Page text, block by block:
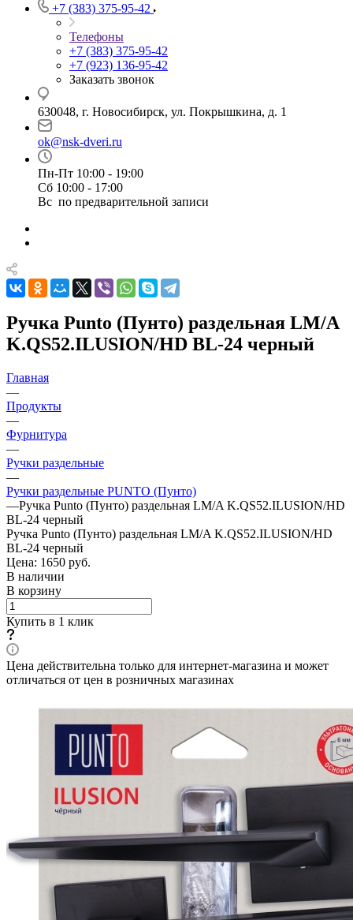
+7 (383) 375-95-42
Телефоны
+7 (383) 375-95-42
+7 (923) 136-95-42
Заказать звонок
630048, г. Новосибирск, ул. Покрышкина, д. 1
ok@nsk-dveri.ru
Пн-Пт 10:00 - 19:00
Сб 10:00 - 17:00
Вс по предварительной записи
Ручка Punto (Пунто) раздельная LM/A
K.QS52.ILUSION/HD BL-24 черный
Главная
—
Продукты
—
Фурнитура
—
Ручки раздельные
—
Ручки раздельные PUNTO (Пунто)
—Ручка Punto (Пунто) раздельная LM/A K.QS52.ILUSION/HD
BL-24 черный
Ручка Punto (Пунто) раздельная LM/A K.QS52.ILUSION/HD
BL-24 черный
Цена: 1650 руб.
В наличии
В корзину
Купить в 1 клик
Цена действительна только для интернет-магазина и может
отличаться от цен в розничных магазинах